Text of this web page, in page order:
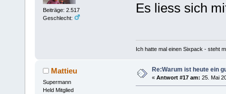
Beiträge: 2.517
Geschlecht:
Es liess sich
Ich hatte mal einen Sixpack - steht
Mattieu
Supermann
Held Mitglied
Re:Warum ist heute ein
« Antwort #17 am: 25. Mai